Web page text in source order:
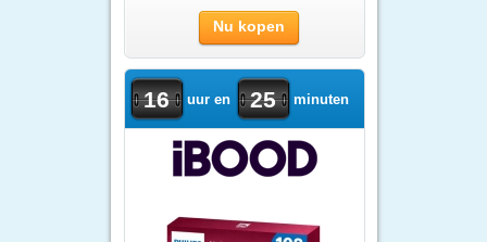
Nu kopen
16 uur en 25 minuten